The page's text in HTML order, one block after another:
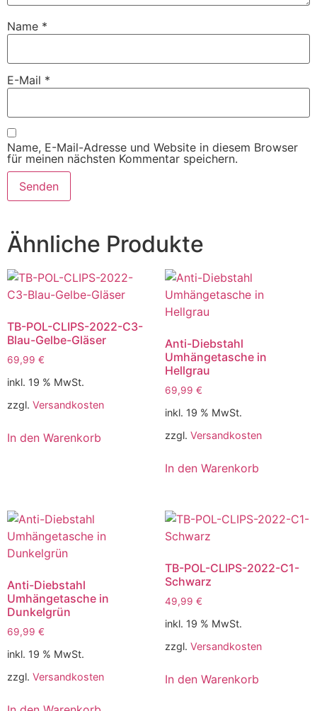
Name *
E-Mail *
Name, E-Mail-Adresse und Website in diesem Browser
für meinen nächsten Kommentar speichern.
Ähnliche Produkte
TB-POL-CLIPS-2022-C3-
Blau-Gelbe-Gläser
69,99 €
inkl. 19 % MwSt.
zzgl. Versandkosten
In den Warenkorb
Anti-Diebstahl
Umhängetasche in
Hellgrau
69,99 €
inkl. 19 % MwSt.
zzgl. Versandkosten
In den Warenkorb
Anti-Diebstahl
Umhängetasche in
Dunkelgrün
69,99 €
inkl. 19 % MwSt.
zzgl. Versandkosten
TB-POL-CLIPS-2022-C1-
Schwarz
49,99 €
inkl. 19 % MwSt.
zzgl. Versandkosten
In den Warenkorb